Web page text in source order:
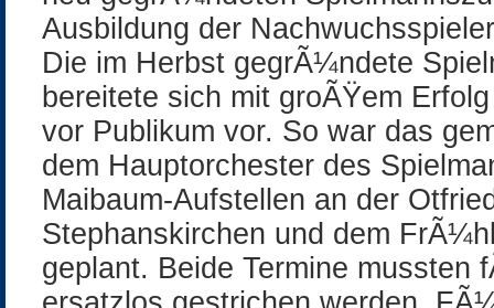
Ausbildung der
Die im Herbst gegrÃ¼ndete
bereitete sich mit groÃŸem
vor Publikum vor. So war das
dem Hauptorchester des
Maibaum-Aufstellen an der
Stephanskirchen und dem
geplant. Beide Termine mussten